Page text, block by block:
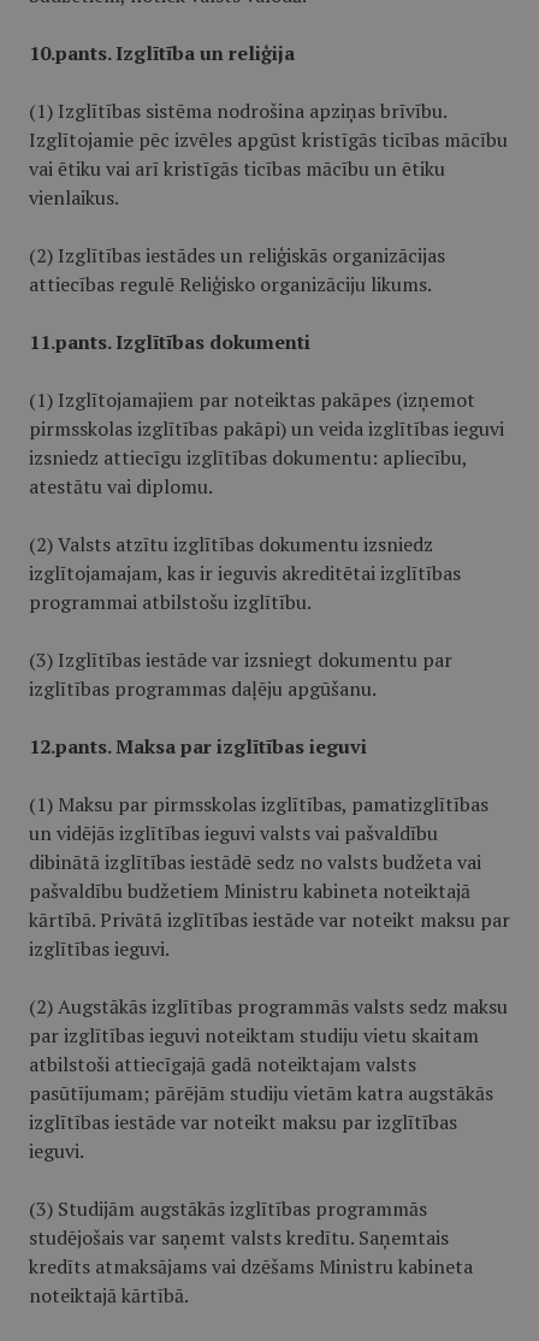
10.pants. Izglītība un reliģija
(1) Izglītības sistēma nodrošina apziņas brīvību.
Izglītojamie pēc izvēles apgūst kristīgās ticības mācību
vai ētiku vai arī kristīgās ticības mācību un ētiku
vienlaikus.
(2) Izglītības iestādes un reliģiskās organizācijas
attiecības regulē Reliģisko organizāciju likums.
11.pants. Izglītības dokumenti
(1) Izglītojamajiem par noteiktas pakāpes (izņemot
pirmsskolas izglītības pakāpi) un veida izglītības ieguvi
izsniedz attiecīgu izglītības dokumentu: apliecību,
atestātu vai diplomu.
(2) Valsts atzītu izglītības dokumentu izsniedz
izglītojamajam, kas ir ieguvis akreditētai izglītības
programmai atbilstošu izglītību.
(3) Izglītības iestāde var izsniegt dokumentu par
izglītības programmas daļēju apgūšanu.
12.pants. Maksa par izglītības ieguvi
(1) Maksu par pirmsskolas izglītības, pamatizglītības
un vidējās izglītības ieguvi valsts vai pašvaldību
dibinātā izglītības iestādē sedz no valsts budžeta vai
pašvaldību budžetiem Ministru kabineta noteiktajā
kārtībā. Privātā izglītības iestāde var noteikt maksu par
izglītības ieguvi.
(2) Augstākās izglītības programmās valsts sedz maksu
par izglītības ieguvi noteiktam studiju vietu skaitam
atbilstoši attiecīgajā gadā noteiktajam valsts
pasūtījumam; pārējām studiju vietām katra augstākās
izglītības iestāde var noteikt maksu par izglītības
ieguvi.
(3) Studijām augstākās izglītības programmās
studējošais var saņemt valsts kredītu. Saņemtais
kredīts atmaksājams vai dzēšams Ministru kabineta
noteiktajā kārtībā.